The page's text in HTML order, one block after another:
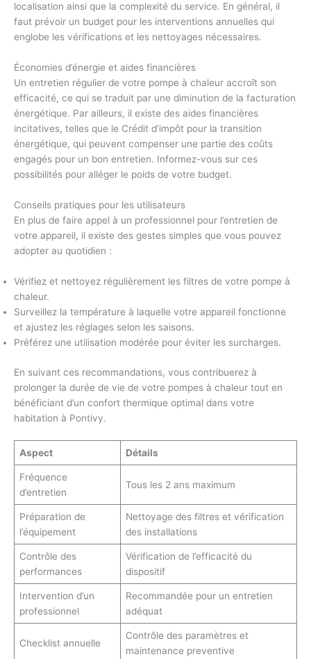
localisation ainsi que la complexité du service. En général, il
faut prévoir un budget pour les interventions annuelles qui
englobe les vérifications et les nettoyages nécessaires.
Économies d’énergie et aides financières
Un entretien régulier de votre pompe à chaleur accroît son
efficacité, ce qui se traduit par une diminution de la facturation
énergétique. Par ailleurs, il existe des aides financières
incitatives, telles que le Crédit d’impôt pour la transition
énergétique, qui peuvent compenser une partie des coûts
engagés pour un bon entretien. Informez-vous sur ces
possibilités pour alléger le poids de votre budget.
Conseils pratiques pour les utilisateurs
En plus de faire appel à un professionnel pour l’entretien de
votre appareil, il existe des gestes simples que vous pouvez
adopter au quotidien :
Vérifiez et nettoyez régulièrement les filtres de votre pompe à
chaleur.
Surveillez la température à laquelle votre appareil fonctionne
et ajustez les réglages selon les saisons.
Préférez une utilisation modérée pour éviter les surcharges.
En suivant ces recommandations, vous contribuerez à
prolonger la durée de vie de votre pompes à chaleur tout en
bénéficiant d’un confort thermique optimal dans votre
habitation à Pontivy.
Aspect Détails
Fréquence
d’entretien
Tous les 2 ans maximum
Préparation de
l’équipement
Nettoyage des filtres et vérification
des installations
Contrôle des
performances
Vérification de l’efficacité du
dispositif
Intervention d’un
professionnel
Recommandée pour un entretien
adéquat
Checklist annuelle
Contrôle des paramètres et
maintenance preventive